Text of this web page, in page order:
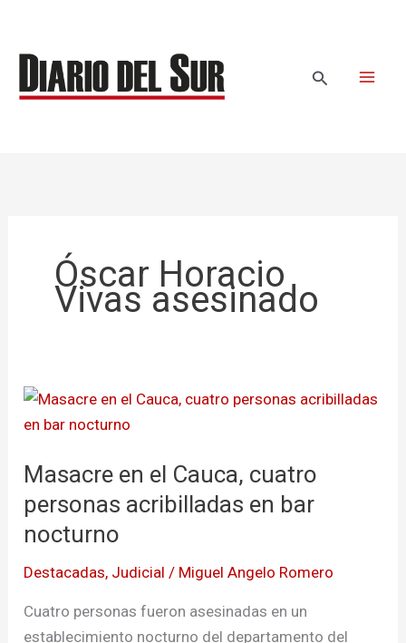
contenido
Buscar
Óscar Horacio
Vivas asesinado
Masacre en el Cauca, cuatro
personas acribilladas en bar
nocturno
Destacadas, Judicial / Miguel Angelo Romero
Cuatro personas fueron asesinadas en un
establecimiento nocturno del departamento del
Masacre
en
Cauca,
cuatro
personas
en